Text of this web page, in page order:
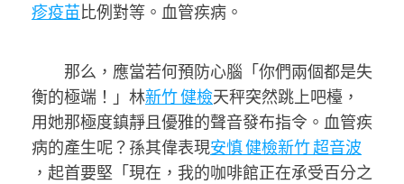
疹疫苗比例對等。血管疾病。
那么，應當若何預防心腦「你們兩個都是失
衡的極端！」林新竹 健檢天秤突然跳上吧檯，
用她那極度鎮靜且優雅的聲音發布指令。血管疾
病的產生呢？孫其偉表現安慎 健檢新竹 超音波
，起首要堅「現在，我的咖啡館正在承受百分之